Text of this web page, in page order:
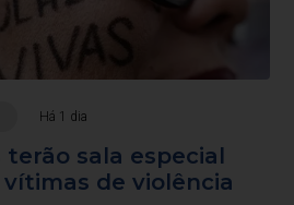
Há 1 dia
terão sala especial
de violência